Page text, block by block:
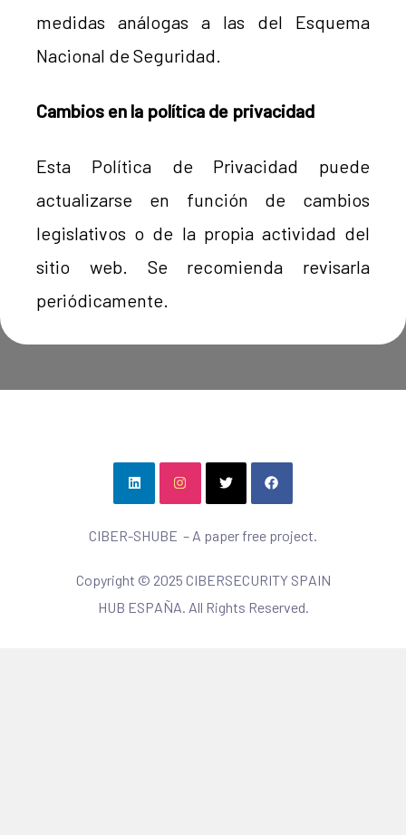
medidas análogas a las del Esquema
Nacional de Seguridad.
Cambios en la política de privacidad
Esta Política de Privacidad puede
actualizarse en función de cambios
legislativos o de la propia actividad del
sitio web. Se recomienda revisarla
periódicamente.
CIBER-SHUBE – A paper free project.
Copyright © 2025 CIBERSECURITY SPAIN
HUB ESPAÑA. All Rights Reserved.